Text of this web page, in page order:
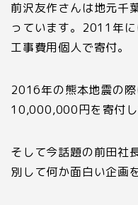
前沢友作さんは地元千
っています。 2011 年
工事費用個人で寄付。
2016年の熊本地震の
10,000,000円を寄付
そして今話題の前田社
別して何か面白い企画